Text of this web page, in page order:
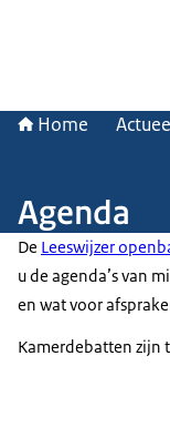
Home
Agenda
De Leeswijzer
u de agenda’s van
en wat voor
Kamerdebatten zijn